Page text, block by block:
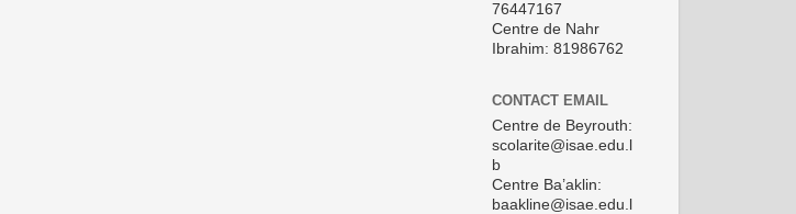
76447167
Centre de Nahr
Ibrahim: 81986762
CONTACT EMAIL
Centre de Beyrouth:
scolarite@isae.edu.l
b
Centre Ba’aklin:
baakline@isae.edu.l